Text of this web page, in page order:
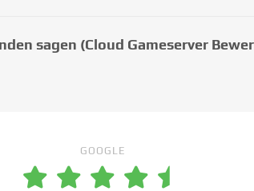
sagen (Cloud Gameserver
GOOGLE